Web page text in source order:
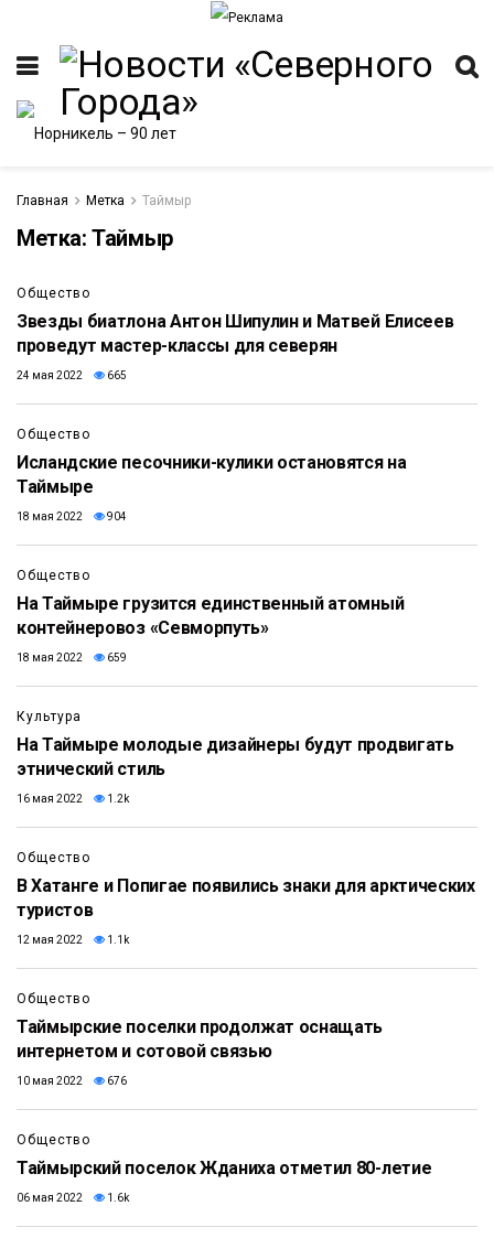
Главная Метка Таймыр
Метка:Таймыр
Общество
Звезды биатлона Антон Шипулин и Матвей Елисеев
проведут мастер-классы для северян
24 мая 2022 665
Общество
Исландские песочники-кулики остановятся на
Таймыре
18 мая 2022 904
Общество
​На Таймыре грузится единственный атомный
контейнеровоз «Севморпуть»
18 мая 2022 659
Культура
На Таймыре молодые дизайнеры будут продвигать
этнический стиль
16 мая 2022 1.2k
Общество
В Хатанге и Попигае появились знаки для арктических
туристов
12 мая 2022 1.1k
Общество
Таймырские поселки продолжат оснащать
интернетом и сотовой связью
10 мая 2022 676
Общество
Таймырский поселок Жданиха отметил 80-летие
06 мая 2022 1.6k